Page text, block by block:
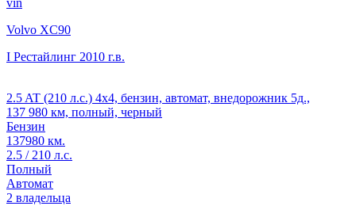
Volvo XC90
I Рестайлинг 2010 г.в.
2.5 AT (210 л.с.) 4x4, бензин, автомат, внедорожник 5д.,
137 980 км, полный, черный
Бензин
137980 км.
2.5 / 210 л.с.
Полный
Автомат
2 владельца